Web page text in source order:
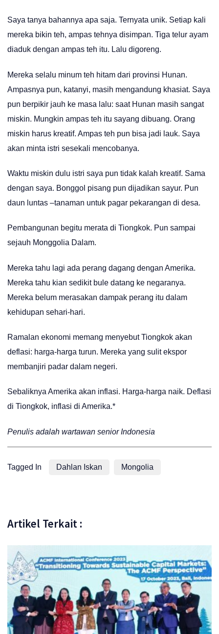
Saya tanya bahannya apa saja. Ternyata unik. Setiap kali
mereka bikin teh, ampas tehnya disimpan. Tiga telur ayam
diaduk dengan ampas teh itu. Lalu digoreng.
Mereka selalu minum teh hitam dari provinsi Hunan.
Ampasnya pun, katanyi, masih mengandung khasiat. Saya
pun berpikir jauh ke masa lalu: saat Hunan masih sangat
miskin. Mungkin ampas teh itu sayang dibuang. Orang
miskin harus kreatif. Ampas teh pun bisa jadi lauk. Saya
akan minta istri sesekali mencobanya.
Waktu miskin dulu istri saya pun tidak kalah kreatif. Sama
dengan saya. Bonggol pisang pun dijadikan sayur. Pun
daun luntas –tanaman untuk pagar pekarangan di desa.
Pembangunan begitu merata di Tiongkok. Pun sampai
sejauh Monggolia Dalam.
Mereka tahu lagi ada perang dagang dengan Amerika.
Mereka tahu kian sedikit bule datang ke negaranya.
Mereka belum merasakan dampak perang itu dalam
kehidupan sehari-hari.
Ramalan ekonomi memang menyebut Tiongkok akan
deflasi: harga-harga turun. Mereka yang sulit ekspor
membanjiri padar dalam negeri.
Sebaliknya Amerika akan inflasi. Harga-harga naik. Deflasi
di Tiongkok, inflasi di Amerika.*
Penulis adalah wartawan senior Indonesia
Tagged In Dahlan Iskan Mongolia
Artikel Terkait :